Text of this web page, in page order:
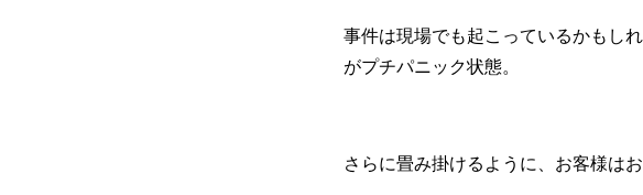
事件は現場でも起こっているかもし
がプチパニック状態。
さらに畳み掛けるように、お客様はお